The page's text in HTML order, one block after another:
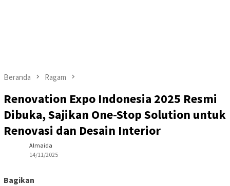
Beranda Ragam
Renovation Expo Indonesia 2025 Resmi
Dibuka, Sajikan One-Stop Solution untuk
Renovasi dan Desain Interior
Almaida
14/11/2025
Bagikan